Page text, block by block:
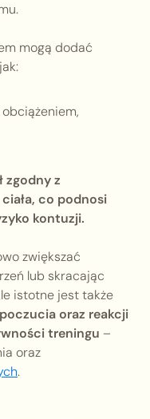
mogą dodać
zgodny z
co podnosi
kontuzji.
zwiększać
lub skracając
istotne jest także
oraz reakcji
treningu –
oraz
.